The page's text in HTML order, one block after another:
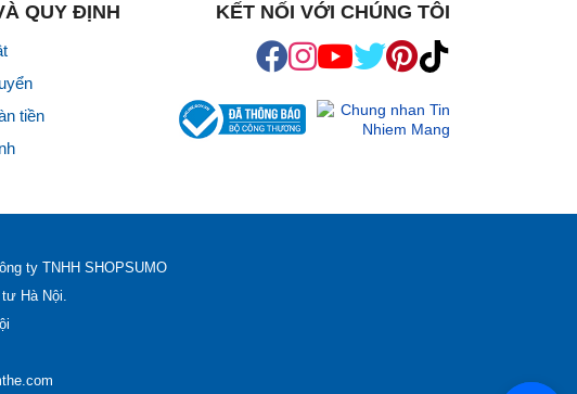
QUY ĐỊNH
tiền
KẾT NỐI VỚI CHÚNG TÔI
ty TNHH SHOPSUMO
Hà Nội.